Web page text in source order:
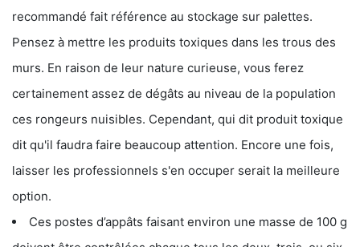
recommandé fait référence au stockage sur palettes.
Pensez à mettre les produits toxiques dans les trous des
murs. En raison de leur nature curieuse, vous ferez
certainement assez de dégâts au niveau de la population
ces rongeurs nuisibles. Cependant, qui dit produit toxique
dit qu'il faudra faire beaucoup attention. Encore une fois,
laisser les professionnels s'en occuper serait la meilleure
option.
Ces postes d’appâts faisant environ une masse de 100 g